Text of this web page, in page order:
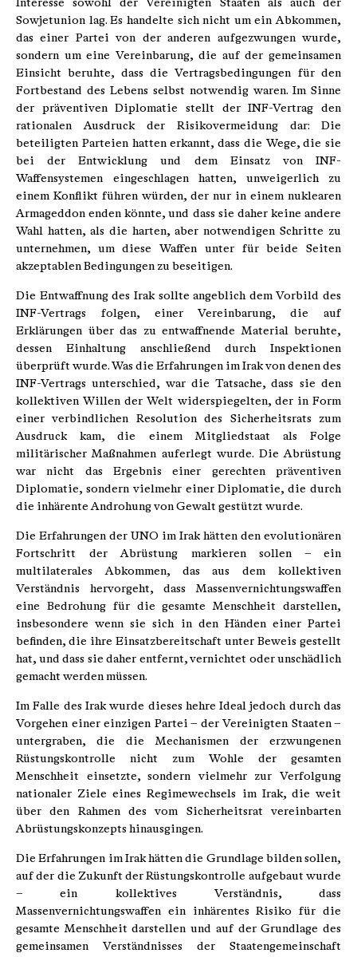
Interesse sowohl der Vereinigten Staaten als auch der
Sowjetunion lag. Es handelte sich nicht um ein Abkommen,
das einer Partei von der anderen aufgezwungen wurde,
sondern um eine Vereinbarung, die auf der gemeinsamen
Einsicht beruhte, dass die Vertragsbedingungen für den
Fortbestand des Lebens selbst notwendig waren. Im Sinne
der präventiven Diplomatie stellt der INF-Vertrag den
rationalen Ausdruck der Risikovermeidung dar: Die
beteiligten Parteien hatten erkannt, dass die Wege, die sie
bei der Entwicklung und dem Einsatz von INF-
Waffensystemen eingeschlagen hatten, unweigerlich zu
einem Konflikt führen würden, der nur in einem nuklearen
Armageddon enden könnte, und dass sie daher keine andere
Wahl hatten, als die harten, aber notwendigen Schritte zu
unternehmen, um diese Waffen unter für beide Seiten
akzeptablen Bedingungen zu beseitigen.
Die Entwaffnung des Irak sollte angeblich dem Vorbild des
INF-Vertrags folgen, einer Vereinbarung, die auf
Erklärungen über das zu entwaffnende Material beruhte,
dessen Einhaltung anschließend durch Inspektionen
überprüft wurde. Was die Erfahrungen im Irak von denen des
INF-Vertrags unterschied, war die Tatsache, dass sie den
kollektiven Willen der Welt widerspiegelten, der in Form
einer verbindlichen Resolution des Sicherheitsrats zum
Ausdruck kam, die einem Mitgliedstaat als Folge
militärischer Maßnahmen auferlegt wurde. Die Abrüstung
war nicht das Ergebnis einer gerechten präventiven
Diplomatie, sondern vielmehr einer Diplomatie, die durch
die inhärente Androhung von Gewalt gestützt wurde.
Die Erfahrungen der UNO im Irak hätten den evolutionären
Fortschritt der Abrüstung markieren sollen – ein
multilaterales Abkommen, das aus dem kollektiven
Verständnis hervorgeht, dass Massenvernichtungswaffen
eine Bedrohung für die gesamte Menschheit darstellen,
insbesondere wenn sie sich in den Händen einer Partei
befinden, die ihre Einsatzbereitschaft unter Beweis gestellt
hat, und dass sie daher entfernt, vernichtet oder unschädlich
gemacht werden müssen.
Im Falle des Irak wurde dieses hehre Ideal jedoch durch das
Vorgehen einer einzigen Partei – der Vereinigten Staaten –
untergraben, die die Mechanismen der erzwungenen
Rüstungskontrolle nicht zum Wohle der gesamten
Menschheit einsetzte, sondern vielmehr zur Verfolgung
nationaler Ziele eines Regimewechsels im Irak, die weit
über den Rahmen des vom Sicherheitsrat vereinbarten
Abrüstungskonzepts hinausgingen.
Die Erfahrungen im Irak hätten die Grundlage bilden sollen,
auf der die Zukunft der Rüstungskontrolle aufgebaut wurde
– ein kollektives Verständnis, dass
Massenvernichtungswaffen ein inhärentes Risiko für die
gesamte Menschheit darstellen und auf der Grundlage des
gemeinsamen Verständnisses der Staatengemeinschaft